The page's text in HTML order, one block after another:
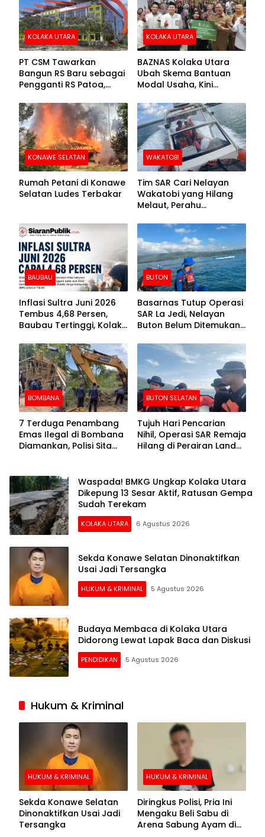
KOLAKA UTARA
PT CSM Tawarkan
Bangun RS Baru sebagai
Pengganti RS Patoa,
Kolut
KOLAKA UTARA
BAZNAS Kolaka Utara
Ubah Skema Bantuan
Modal Usaha, Kini
Barang Senilai Rp419,5
Juta
KONAWE SELATAN
Rumah Petani di Konawe
Selatan Ludes Terbakar
WAKATOBI
Tim SAR Cari Nelayan
Wakatobi yang Hilang
Melaut, Perahu
Kemasukan Air
BAUBAU
Inflasi Sultra Juni 2026
Tembus 4,68 Persen,
Baubau Tertinggi, Kolaka
BUTON
Basarnas Tutup Operasi
SAR La Jedi, Nelayan
Buton Belum Ditemukan
BOMBANA
7 Terduga Penambang
Emas Ilegal di Bombana
Diamankan, Polisi Sita
BUTON SELATAN
Tujuh Hari Pencarian
Nihil, Operasi SAR Remaja
Hilang di Perairan Lande
Waspada! BMKG Ungkap Kolaka Utara
Dikepung 13 Sesar Aktif, Ratusan Gempa
Sudah Terekam
KOLAKA UTARA 6 Agustus 2026
Sekda Konawe Selatan Dinonaktifkan
Usai Jadi Tersangka
HUKUM & KRIMINAL 5 Agustus 2026
Budaya Membaca di Kolaka Utara
Didorong Lewat Lapak Baca dan Diskusi
PENDIDIKAN 5 Agustus 2026
Hukum & Kriminal
HUKUM & KRIMINAL
Sekda Konawe Selatan
Dinonaktifkan Usai Jadi
Tersangka
HUKUM & KRIMINAL
Diringkus Polisi, Pria Ini
Mengaku Beli Sabu di
Arena Sabung Ayam di